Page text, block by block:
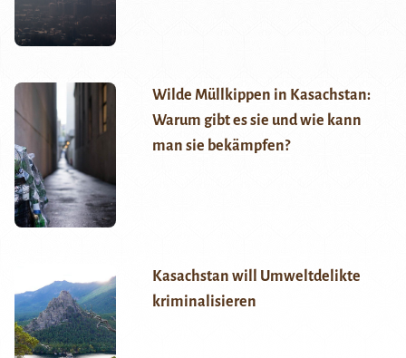
Wilde Müllkippen in Kasachstan:
Warum gibt es sie und wie kann
man sie bekämpfen?
Kasachstan will Umweltdelikte
kriminalisieren